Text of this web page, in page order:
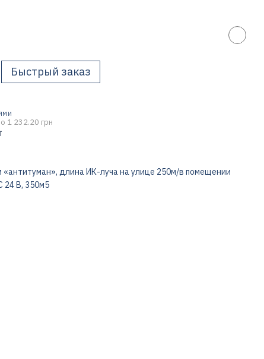
Быстрый заказ
1 232.20 грн
длина ИК-луча на улице 250м/в помещении
24 В, 350м5